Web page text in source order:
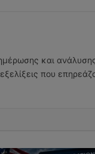
και
που